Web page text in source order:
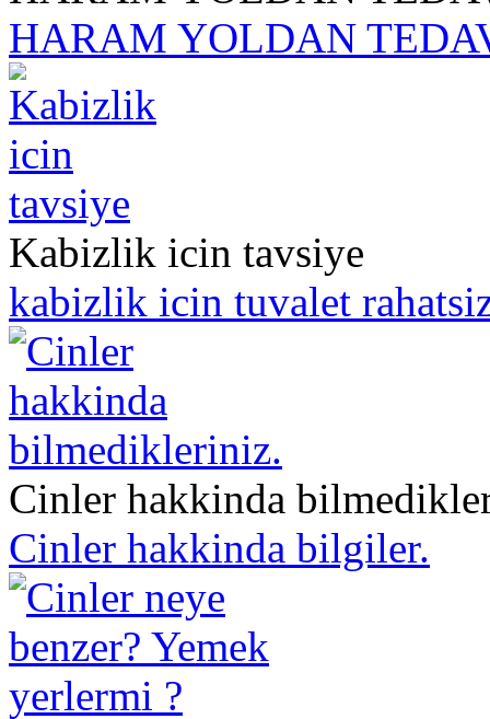
HARAM YOLDAN
Kabizlik icin tavsiye
kabizlik icin tuvalet
Cinler hakkinda
Cinler hakkinda bilgiler.